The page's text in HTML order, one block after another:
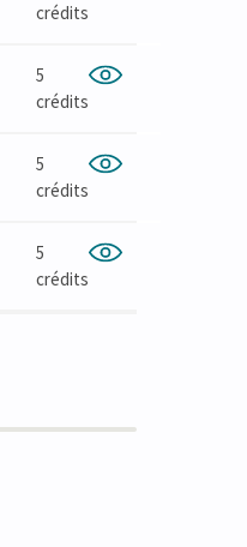
crédits
5
crédits
5
crédits
5
crédits